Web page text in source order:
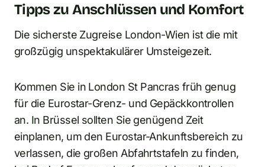
Tipps zu Anschlüssen und Komfort
Die sicherste Zugreise London-Wien ist die mit
großzügig unspektakulärer Umsteigezeit.
Kommen Sie in London St Pancras früh genug
für die Eurostar-Grenz- und Gepäckkontrollen
an. In Brüssel sollten Sie genügend Zeit
einplanen, um den Eurostar-Ankunftsbereich zu
verlassen, die großen Abfahrtstafeln zu finden,